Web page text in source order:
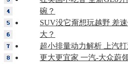
碗？
SUV没它甭想玩越野 差
大？
超小排量动力解析 上汽
更大更宜家 一汽-大众蔚